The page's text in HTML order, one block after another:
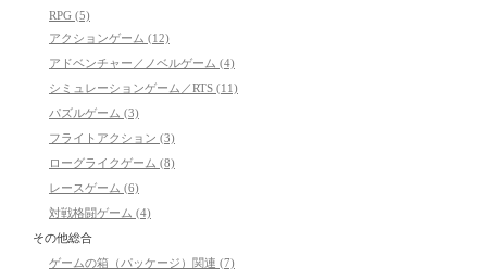
RPG (5)
アクションゲーム (12)
アドベンチャー／ノベルゲーム (4)
シミュレーションゲーム／RTS (11)
パズルゲーム (3)
フライトアクション (3)
ローグライクゲーム (8)
レースゲーム (6)
対戦格闘ゲーム (4)
その他総合
ゲームの箱（パッケージ）関連 (7)